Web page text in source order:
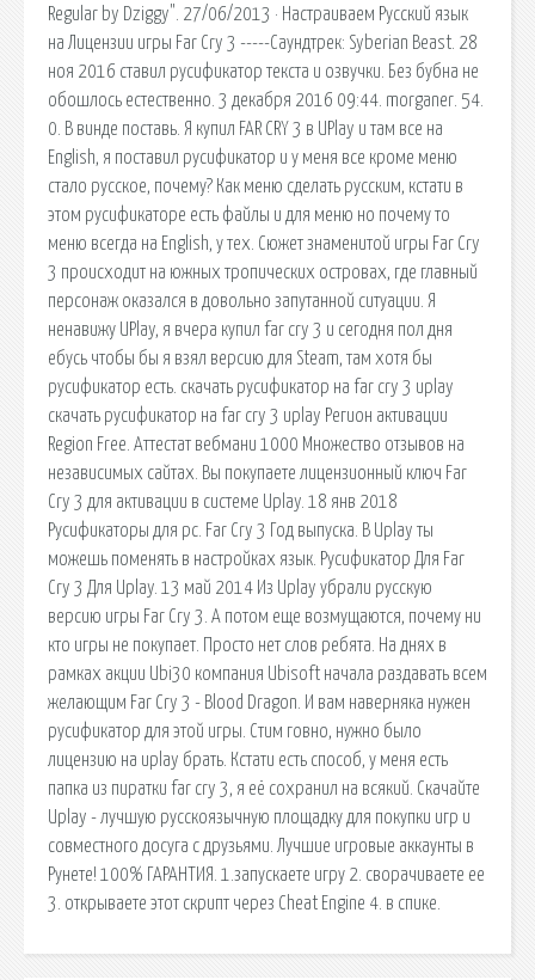
Regular by Dziggy". 27/06/2013 · Настраиваем Русский язык
на Лицензии игры Far Cry 3 -----Саундтрек: Syberian Beast. 28
ноя 2016 ставил русификатор текста и озвучки. Без бубна не
обошлось естественно. 3 декабря 2016 09:44. morganer. 54.
0. В винде поставь. Я купил FAR CRY 3 в UPlay и там все на
English, я поставил русификатор и у меня все кроме меню
стало русское, почему? Как меню сделать русским, кстати в
этом русификаторе есть файлы и для меню но почему то
меню всегда на English, у тех. Сюжет знаменитой игры Far Cry
3 происходит на южных тропических островах, где главный
персонаж оказался в довольно запутанной ситуации. Я
ненавижу UPlay, я вчера купил far cry 3 и сегодня пол дня
ебусь чтобы бы я взял версию для Steam, там хотя бы
русификатор есть. скачать русификатор на far cry 3 uplay
скачать русификатор на far cry 3 uplay Регион активации
Region Free. Аттестат вебмани 1000 Множество отзывов на
независимых сайтах. Вы покупаете лицензионный ключ Far
Cry 3 для активации в системе Uplay. 18 янв 2018
Русификаторы для pc. Far Cry 3 Год выпуска. В Uplay ты
можешь поменять в настройках язык. Русификатор Для Far
Cry 3 Для Uplay. 13 май 2014 Из Uplay убрали русскую
версию игры Far Cry 3. А потом еще возмущаются, почему ни
кто игры не покупает. Просто нет слов ребята. На днях в
рамках акции Ubi30 компания Ubisoft начала раздавать всем
желающим Far Cry 3 - Blood Dragon. И вам наверняка нужен
русификатор для этой игры. Стим говно, нужно было
лицензию на uplay брать. Кстати есть способ, у меня есть
папка из пиратки far cry 3, я её сохранил на всякий. Скачайте
Uplay - лучшую русскоязычную площадку для покупки игр и
совместного досуга с друзьями. Лучшие игровые аккаунты в
Рунете! 100% ГАРАНТИЯ. 1.запускаете игру 2. сворачиваете ее
3. открываете этот скрипт через Cheat Engine 4. в спике.